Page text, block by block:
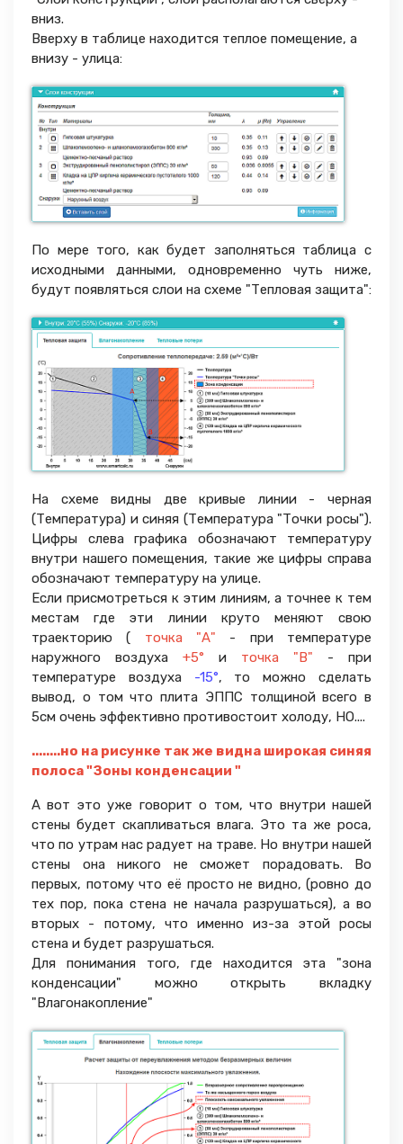
вниз.
Вверху в таблице находится теплое помещение, а
внизу - улица:
По мере того, как будет заполняться таблица с
исходными данными, одновременно чуть ниже,
будут появляться слои на схеме "Тепловая защита":
На схеме видны две кривые линии - черная
(Температура) и синяя (Температура "Точки росы").
Цифры слева графика обозначают температуру
внутри нашего помещения, такие же цифры справа
обозначают температуру на улице.
Если присмотреться к этим линиям, а точнее к тем
местам где эти линии круто меняют свою
траекторию ( точка "А" - при температуре
наружного воздуха +5° и точка "В" - при
температуре воздуха -15°, то можно сделать
вывод, о том что плита ЭППС толщиной всего в
5см очень эффективно противостоит холоду, НО....
........но на рисунке так же видна широкая синяя
полоса "Зоны конденсации "
А вот это уже говорит о том, что внутри нашей
стены будет скапливаться влага. Это та же роса,
что по утрам нас радует на траве. Но внутри нашей
стены она никого не сможет порадовать. Во
первых, потому что её просто не видно, (ровно до
тех пор, пока стена не начала разрушаться), а во
вторых - потому, что именно из-за этой росы
стена и будет разрушаться.
Для понимания того, где находится эта "зона
конденсации" можно открыть вкладку
"Влагонакопление"